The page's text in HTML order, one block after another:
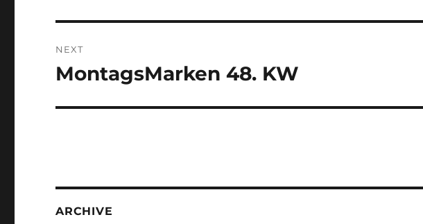
NEXT
Next
MontagsMarken 48. KW
ARCHIVE